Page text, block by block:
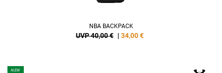
NBA BACKPACK
UVP 40,00 € | 34,00€
NEW